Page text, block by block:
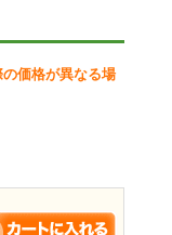
価格が異なる場